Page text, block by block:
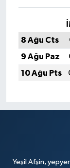
8 Ağu Cts
9 Ağu Paz
10 Ağu Pts
Yeşil Afşin,